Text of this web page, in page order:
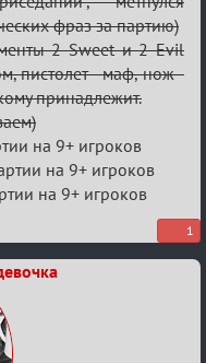
фраз за партию)
2 Sweet и 2 Evil
пистолет - маф, нож -
принадлежит.
на 9+ игроков
на 9+ игроков
на 9+ игроков
1